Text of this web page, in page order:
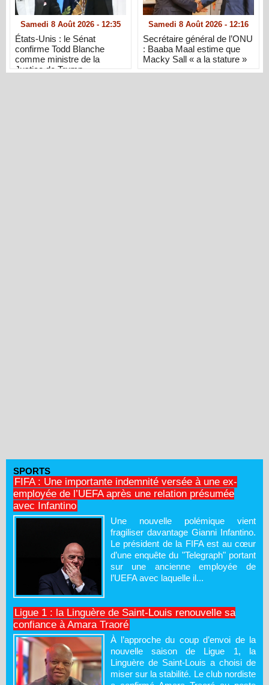
Samedi 8 Août 2026 - 12:35
États-Unis : le Sénat
confirme Todd Blanche
comme ministre de la
Justice de Trump
Samedi 8 Août 2026 - 12:16
Secrétaire général de l’ONU
: Baaba Maal estime que
Macky Sall « a la stature »
SPORTS
FIFA : Une importante indemnité versée à une ex-
employée de l’UEFA après une relation présumée
avec Infantino
Une nouvelle polémique vient
fragiliser davantage Gianni Infantino.
Le président de la FIFA est au cœur
d’une enquête du "Telegraph" portant
sur une ancienne employée de
l’UEFA avec laquelle il...
Ligue 1 : la Linguère de Saint-Louis renouvelle sa
confiance à Amara Traoré
À l’approche du coup d’envoi de la
nouvelle saison de Ligue 1, la
Linguère de Saint-Louis a choisi de
miser sur la stabilité. Le club nordiste